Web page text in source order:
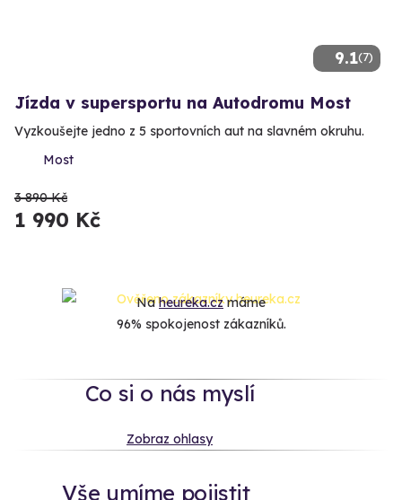
9.1(7)
Jízda v supersportu na Autodromu Most
Vyzkoušejte jedno z 5 sportovních aut na slavném okruhu.
Most
3 890 Kč
1 990 Kč
Naheureka.czmáme
96% spokojenost zákazníků.
Co si o nás myslí
Zobraz ohlasy
Vše umíme pojistit